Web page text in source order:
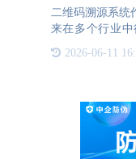
二维码溯源系统
来在多个行业
药、电子产品还
现出了巨大的应
2026-06-11